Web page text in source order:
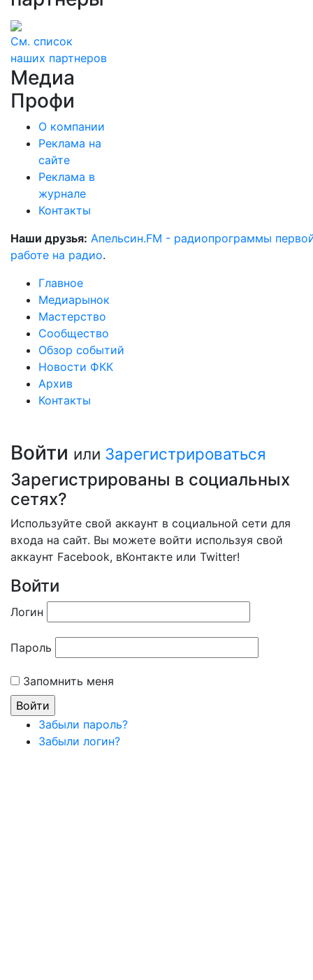
См. список
наших партнеров
Медиа
Профи
О компании
Реклама на
сайте
Реклама в
журнале
Контакты
Наши друзья: Апельсин.FM - радиопрограммы
работе на радио.
Главное
Медиарынок
Мастерство
Сообщество
Обзор событий
Новости ФКК
Архив
Контакты
Войти или Зарегистрироваться
Зарегистрированы в социальных
сетях?
Используйте свой аккаунт в социальной сети для
входа на сайт. Вы можете войти используя свой
аккаунт Facebook, вКонтакте или Twitter!
Войти
Логин
Пароль
Запомнить меня
Забыли пароль?
Забыли логин?